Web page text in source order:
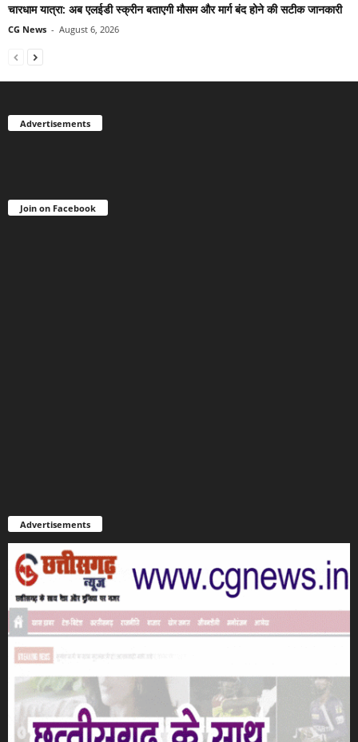
चारधाम यात्रा: अब एलईडी स्क्रीन बताएगी मौसम और मार्ग बंद होने की सटीक जानकारी
CG News - August 6, 2026
Advertisements
Join on Facebook
Advertisements